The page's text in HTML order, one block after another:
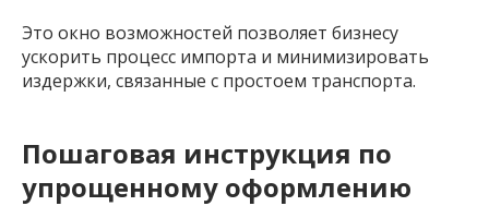
Это окно возможностей позволяет бизнесу
ускорить процесс импорта и минимизировать
издержки, связанные с простоем транспорта.
Пошаговая инструкция по
упрощенному оформлению